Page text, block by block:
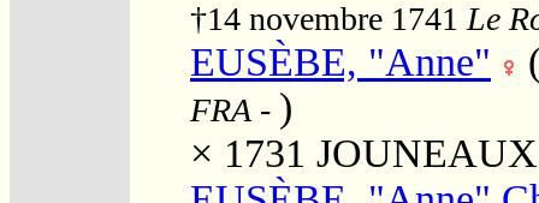
†14 novembre 1741 Le
EUSÈBE, "Anne"
FRA - )
× 1731